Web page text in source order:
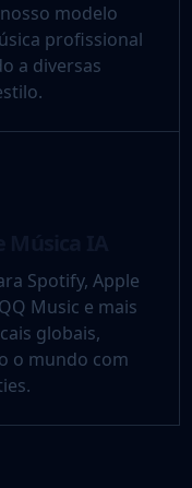
modelo
profissional
a diversas
Spotify, Apple
Music e mais
globais,
o mundo com